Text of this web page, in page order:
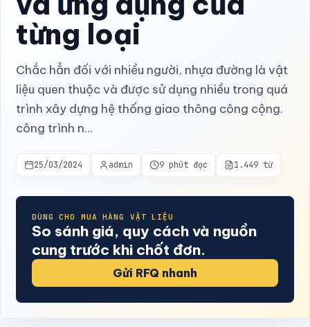
từng loại
Chắc hẳn đối với nhiều người, nhựa đường là vật
liệu quen thuộc và được sử dụng nhiều trong quá
trình xây dựng hệ thống giao thông công cộng.
công trình n…
25/03/2024 admin 9 phút đọc 1.449 từ
DÙNG CHO MUA HÀNG VẬT LIỆU
So sánh giá, quy cách và nguồn
cung trước khi chốt đơn.
Gửi RFQ nhanh